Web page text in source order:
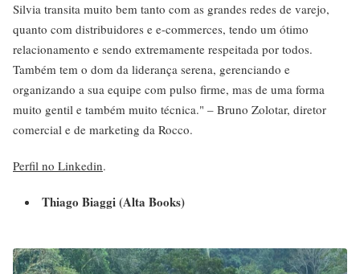
Silvia transita muito bem tanto com as grandes redes de varejo,
quanto com distribuidores e e-commerces, tendo um ótimo
relacionamento e sendo extremamente respeitada por todos.
Também tem o dom da liderança serena, gerenciando e
organizando a sua equipe com pulso firme, mas de uma forma
muito gentil e também muito técnica." – Bruno Zolotar, diretor
comercial e de marketing da Rocco.
Perfil no Linkedin.
Thiago Biaggi (Alta Books)